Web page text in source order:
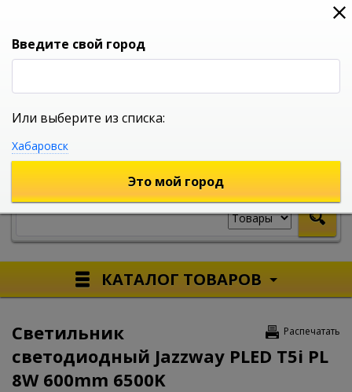
0
УНИВЕРСАЛЬНЫЙ ИНТЕРНЕТ МАГАЗИН
КАТАЛОГ ТОВАРОВ
Распечатать
Светильник
светодиодный Jazzway PLED T5i PL
8W 600mm 6500K
Введите свой город
Или выберите из списка:
Хабаровск
Это мой город